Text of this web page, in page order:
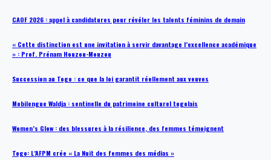
CAOF 2026 : appel à candidatures pour révéler les talents féminins de demain
« Cette distinction est une invitation à servir davantage l’excellence académique
» : Prof. Prénam Houzou-Mouzou
Succession au Togo : ce que la loi garantit réellement aux veuves
Mobilengue Waldja : sentinelle du patrimoine culturel togolais
Women’s Glow : des blessures à la résilience, des femmes témoignent
Togo: L’AFPM crée « La Nuit des femmes des médias »